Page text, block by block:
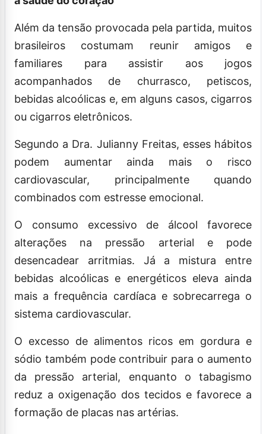
Além da tensão provocada pela partida, muitos
brasileiros costumam reunir amigos e
familiares para assistir aos jogos
acompanhados de churrasco, petiscos,
bebidas alcoólicas e, em alguns casos, cigarros
ou cigarros eletrônicos.
Segundo a Dra. Julianny Freitas, esses hábitos
podem aumentar ainda mais o risco
cardiovascular, principalmente quando
combinados com estresse emocional.
O consumo excessivo de álcool favorece
alterações na pressão arterial e pode
desencadear arritmias. Já a mistura entre
bebidas alcoólicas e energéticos eleva ainda
mais a frequência cardíaca e sobrecarrega o
sistema cardiovascular.
O excesso de alimentos ricos em gordura e
sódio também pode contribuir para o aumento
da pressão arterial, enquanto o tabagismo
reduz a oxigenação dos tecidos e favorece a
formação de placas nas artérias.